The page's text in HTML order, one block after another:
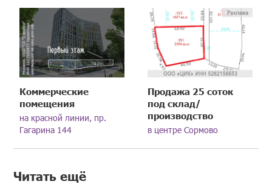
Коммерческие
помещения
на красной линии, пр.
Гагарина 144
Продажа 25 соток
под склад/
производство
в центре Сормово
Читать ещё